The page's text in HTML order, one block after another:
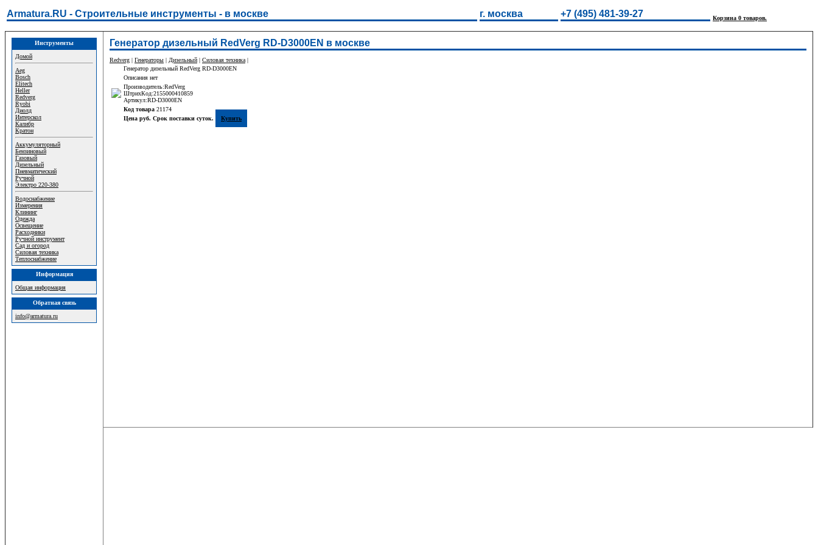
Armatura.RU - Строительные инструменты - в москве г. москва +7 (495) 481-39-27 Корзина 0 товаров.
Инструменты
Домой
Aeg
Bosch
Elitech
Heller
Redverg
Ryobi
Диолд
Интерскол
Калибр
Кратон
Аккумуляторный
Бензиновый
Газовый
Дизельный
Пневматический
Ручной
Электро 220-380
Водоснабжение
Измерения
Клининг
Одежда
Освещение
Расходники
Ручной инструмент
Сад и огород
Силовая техника
Теплоснабжение
Информация
Общая информация
Обратная связь
info@armatura.ru
Генератор дизельный RedVerg RD-D3000EN в москве
Redverg | Генераторы | Дизельный | Силовая техника |
Генератор дизельный RedVerg RD-D3000EN
Описания нет
Производитель:RedVerg
ШтрихКод:2155000410859
Артикул:RD-D3000EN
Код товара 21174
Цена руб. Срок поставки суток.
Купить